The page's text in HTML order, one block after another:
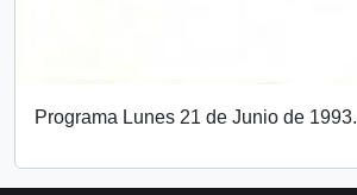
Programa Lunes 21 de Junio de 1993.